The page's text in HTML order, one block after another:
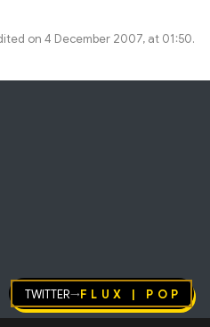
on 4 December 2007, at 01:50.
Twitter→FLUX | pop